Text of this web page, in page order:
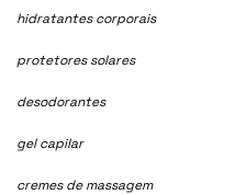
hidratantes corporais
protetores solares
desodorantes
gel capilar
cremes de massagem